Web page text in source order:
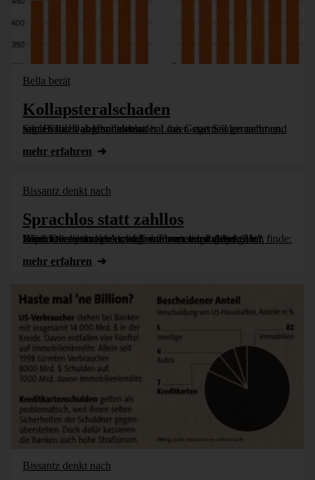
Bella berät
Kollapsteralschaden
Säulen nicht abschneiden oder Linien statt Säulen nehmen, sagt Bella. Das Handelsblatt hat das Gegenteil gemacht und seine Säulen abgeschnitten.
mehr erfahren
Bissantz denkt nach
Sprachlos statt zahllos
Wie formulieren wir richtig, wenn es um Zahlen geht? Dürfen sie einbrechen, zu Tal fahren, explodieren? Ich finde: Nein. Die optimale Anzahl von wertenden Adjektiven, Superlativen und polemischen Formulierungen [...]
mehr erfahren
Bissantz denkt nach